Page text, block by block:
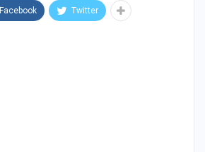
Facebook Twitter